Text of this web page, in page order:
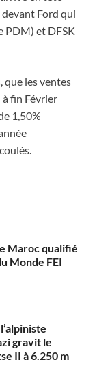
Ford qui
PDM) et DFSK
que les ventes
fin Février
1,50%
Maroc qualifié
Monde FEI
gravit le
II à 6.250 m